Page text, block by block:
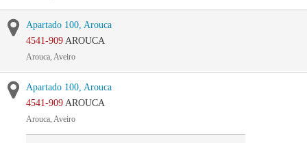
Apartado 100, Arouca
4541-909 AROUCA
Arouca, Aveiro
Apartado 100, Arouca
4541-909 AROUCA
Arouca, Aveiro